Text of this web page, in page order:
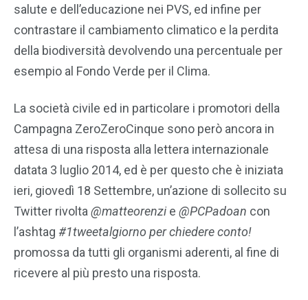
salute e dell’educazione nei PVS, ed infine per
contrastare il cambiamento climatico e la perdita
della biodiversità devolvendo una percentuale per
esempio al Fondo Verde per il Clima.
La società civile ed in particolare i promotori della
Campagna ZeroZeroCinque sono però ancora in
attesa di una risposta alla lettera internazionale
datata 3 luglio 2014, ed è per questo che è iniziata
ieri, giovedì 18 Settembre, un’azione di sollecito su
Twitter rivolta @matteorenzie @PCPadoan con
l’ashtag #1tweetalgiorno per chiedere conto!
promossa da tutti gli organismi aderenti, al fine di
ricevere al più presto una risposta.